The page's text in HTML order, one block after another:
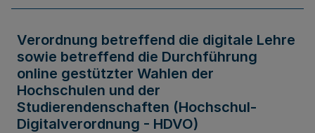
Verordnung betreffend die digitale Lehre
sowie betreffend die Durchführung
online gestützter Wahlen der
Hochschulen und der
Studierendenschaften (Hochschul-
Digitalverordnung - HDVO)